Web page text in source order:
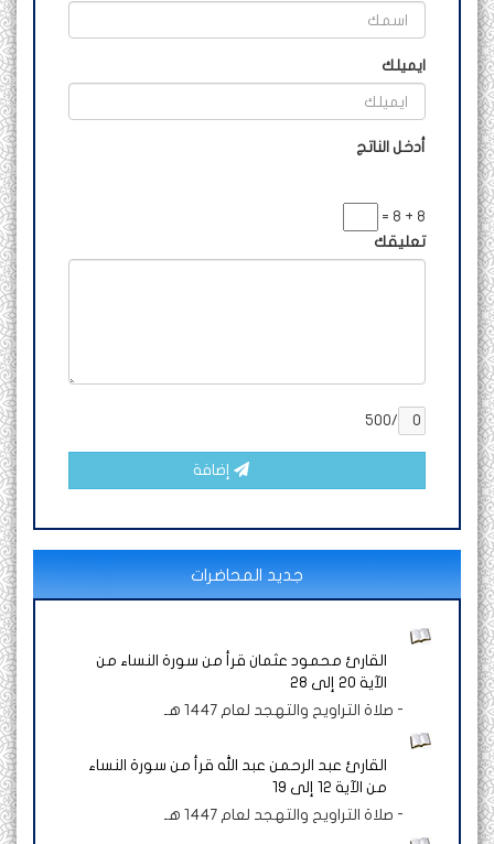
ايميلك
أدخل الناتج
تعليقك
إضافة
جديد المحاضرات
القارئ محمود عثمان قرأ من سورة النساء من
صلاة التراويح والتهجد لعام 1447 هـ
القارئ عبد الرحمن عبد الله قرأ من سورة النساء
من الآية 12 إلى 19
صلاة التراويح والتهجد لعام 1447 هـ